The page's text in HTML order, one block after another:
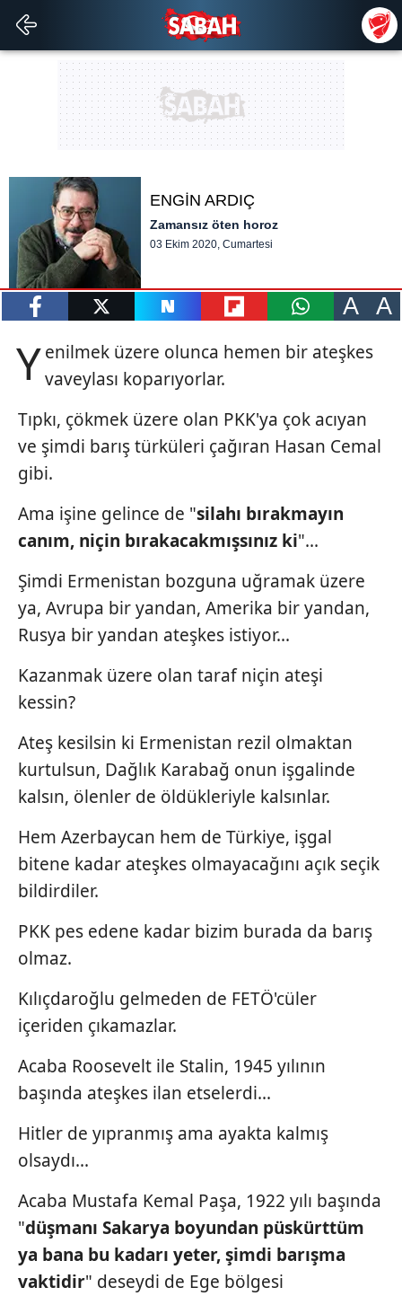
ENGİN ARDIÇ
Zamansız öten horoz
03 Ekim 2020, Cumartesi
A A
Yenilmek üzere olunca hemen bir ateşkes
vaveylası koparıyorlar.
Tıpkı, çökmek üzere olan PKK'ya çok acıyan
ve şimdi barış türküleri çağıran Hasan Cemal
gibi.
Ama işine gelince de "silahı bırakmayın
canım, niçin bırakacakmışsınız ki"...
Şimdi Ermenistan bozguna uğramak üzere
ya, Avrupa bir yandan, Amerika bir yandan,
Rusya bir yandan ateşkes istiyor...
Kazanmak üzere olan taraf niçin ateşi
kessin?
Ateş kesilsin ki Ermenistan rezil olmaktan
kurtulsun, Dağlık Karabağ onun işgalinde
kalsın, ölenler de öldükleriyle kalsınlar.
Hem Azerbaycan hem de Türkiye, işgal
bitene kadar ateşkes olmayacağını açık seçik
bildirdiler.
PKK pes edene kadar bizim burada da barış
olmaz.
Kılıçdaroğlu gelmeden de FETÖ'cüler
içeriden çıkamazlar.
Acaba Roosevelt ile Stalin, 1945 yılının
başında ateşkes ilan etselerdi...
Hitler de yıpranmış ama ayakta kalmış
olsaydı...
Acaba Mustafa Kemal Paşa, 1922 yılı başında
"düşmanı Sakarya boyundan püskürttüm
ya bana bu kadarı yeter, şimdi barışma
vaktidir" deseydi de Ege bölgesi